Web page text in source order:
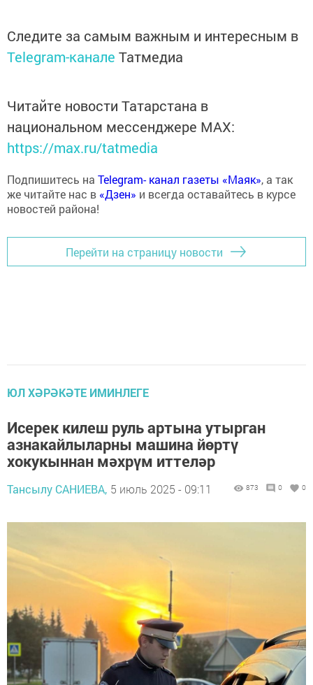
Следите за самым важным и интересным в
Telegram-канале Татмедиа
Читайте новости Татарстана в
национальном мессенджере MАХ:
https://max.ru/tatmedia
Подпишитесь на Telegram- канал газеты «Маяк», а так
же читайте нас в «Дзен» и всегда оставайтесь в курсе
новостей района!
Перейти на страницу новости
ЮЛ ХӘРӘКӘТЕ ИМИНЛЕГЕ
Исерек килеш руль артына утырган
азнакайлыларны машина йөртү
хокукыннан мәхрүм иттеләр
Тансылу САНИЕВА, 5 июль 2025 - 09:11 873 0 0